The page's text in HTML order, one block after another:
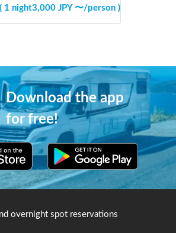
( 1 night3,000 JPY 〜/person )
Download the app
for free!
overnight spot reservations